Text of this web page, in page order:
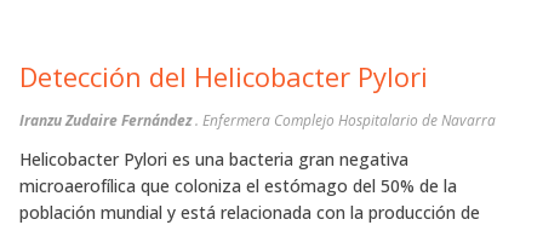
Detección del Helicobacter Pylori
Iranzu Zudaire Fernández. Enfermera Complejo Hospitalario de Navarra
Helicobacter Pylori es una bacteria gran negativa
microaerofílica que coloniza el estómago del 50% de la
población mundial y está relacionada con la producción de